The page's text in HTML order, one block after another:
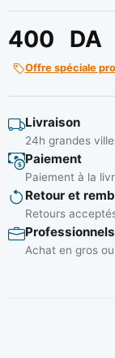
400 DA
Offre spéciale
Livraison
24h grandes
Paiement
Paiement à la
Retour et
Retours
Professionnels
Achat en gros